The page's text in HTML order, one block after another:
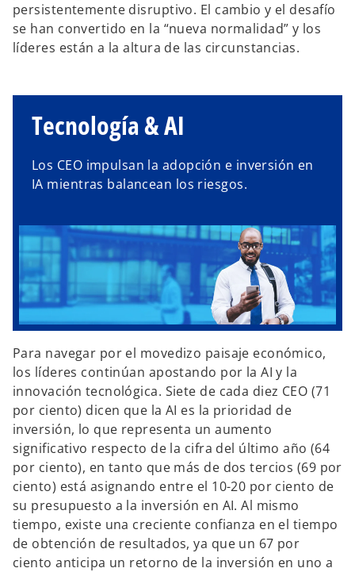
persistentemente disruptivo. El cambio y el desafío
se han convertido en la “nueva normalidad” y los
líderes están a la altura de las circunstancias.
Tecnología & AI
Los CEO impulsan la adopción e inversión en
IA mientras balancean los riesgos.
Para navegar por el movedizo paisaje económico,
los líderes continúan apostando por la AI y la
innovación tecnológica. Siete de cada diez CEO (71
por ciento) dicen que la AI es la prioridad de
inversión, lo que representa un aumento
significativo respecto de la cifra del último año (64
por ciento), en tanto que más de dos tercios (69 por
ciento) está asignando entre el 10-20 por ciento de
su presupuesto a la inversión en AI. Al mismo
tiempo, existe una creciente confianza en el tiempo
de obtención de resultados, ya que un 67 por
ciento anticipa un retorno de la inversión en uno a